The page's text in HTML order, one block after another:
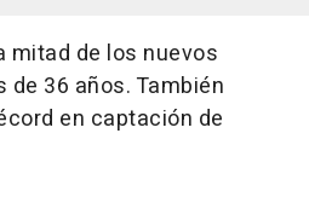
mitad de los nuevos
36 años. También
en captación de